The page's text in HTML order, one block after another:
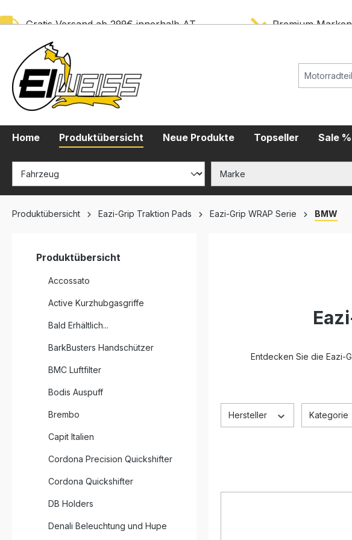
Gratis Versand ab 299€ innerhalb AT Premium Marken
Home Produktübersicht Neue Produkte Topseller Sale %
Produktübersicht Eazi-Grip Traktion Pads Eazi-Grip WRAP Serie BMW
Produktübersicht
Accossato
Active Kurzhubgasgriffe
Bald Erhältlich...
BarkBusters Handschützer
BMC Luftfilter
Bodis Auspuff
Brembo
Capit Italien
Cordona Precision Quickshifter
Cordona Quickshifter
DB Holders
Denali Beleuchtung und Hupe
Entdecken Sie die Eazi-
Hersteller Kategorie